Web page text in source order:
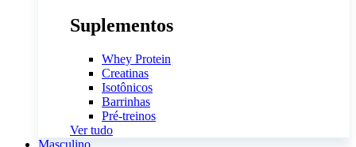
Suplementos
Whey Protein
Creatinas
Isotônicos
Barrinhas
Pré-treinos
Ver tudo
Masculino